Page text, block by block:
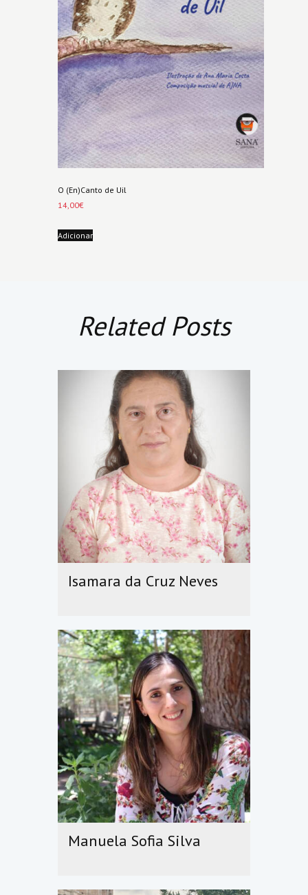
O (En)Canto de Uil
14,00€
Adicionar
Related Posts
Isamara da Cruz Neves
Manuela Sofia Silva